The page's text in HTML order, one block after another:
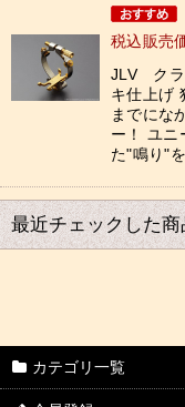
税込
JLV クラ
キ仕上げ
までにな
ー！ ユニ
た"鳴り"
最近チェックした商
カテゴリ一覧